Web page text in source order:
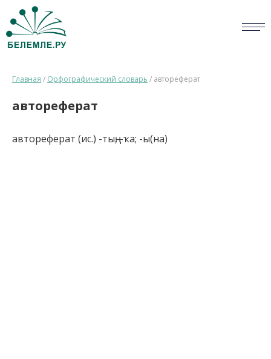
ОПРОС
СПРАВКА
Главная / Орфографический словарь / автореферат
автореферат
автореферат (ис.) -тың, -ҡа; -ы(на)